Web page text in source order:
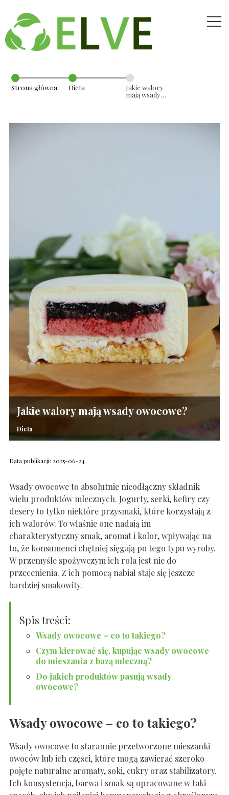
Strona główna Dieta
Jakie walory
mają wsady
Jakie walory mają wsady owocowe?
Dieta
Data publikacji: 2025-06-24
Wsady owocowe to absolutnie nieodłączny składnik
wielu produktów mlecznych. Jogurty, serki, kefiry czy
desery to tylko niektóre przysmaki, które korzystają z
ich walorów. To właśnie one nadają im
charakterystyczny smak, aromat i kolor, wpływając na
to, że konsumenci chętniej sięgają po tego typu wyroby.
W przemyśle spożywczym ich rola jest nie do
przecenienia. Z ich pomocą nabiał staje się jeszcze
bardziej smakowity.
Spis treści:
Wsady owocowe – co to takiego?
Czym kierować się, kupując wsady owocowe
do mieszania z bazą mleczną?
Do jakich produktów pasują wsady
owocowe?
Wsady owocowe – co to takiego?
Wsady owocowe to starannie przetworzone mieszanki
owoców lub ich części, które mogą zawierać szeroko
pojęte naturalne aromaty, soki, cukry oraz stabilizatory.
Ich konsystencja, barwa i smak są opracowane w taki